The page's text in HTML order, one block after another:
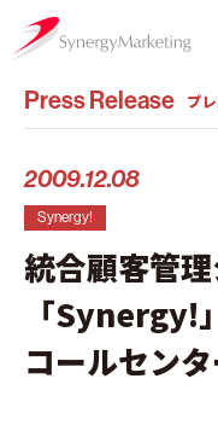
Press Release プ
統合顧客管
「Synergy!
コールセン
2009.12.08
Synergy!